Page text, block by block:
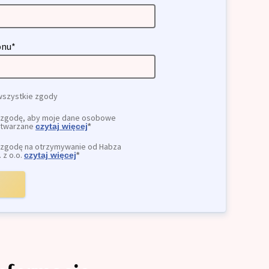
gospodarczą
dla firm
dla firm
z o.o.
zgody
aby moje dane osobowe
czytaj więcej*
na otrzymywanie od Habza
z o.o.czytaj więcej*